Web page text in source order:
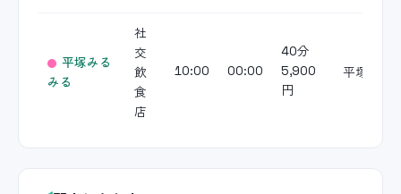
平塚みる
みる
社
交
飲
食
店
10:00 00:00
40分
5,900
円
平塚